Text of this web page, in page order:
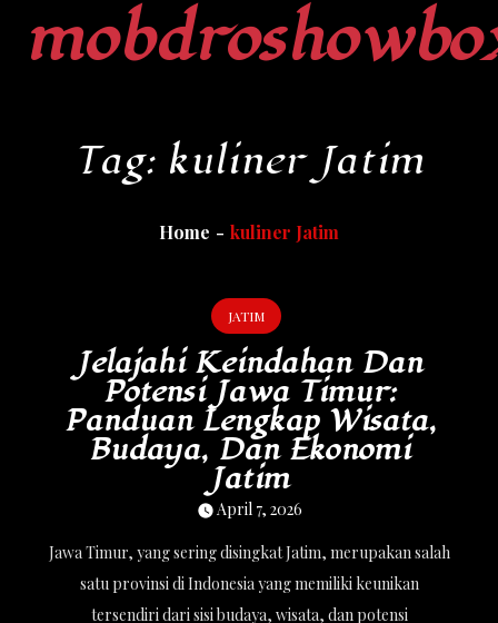
Tag: kuliner Jatim
Home kuliner Jatim
JATIM
Jelajahi Keindahan Dan
Potensi Jawa Timur:
Panduan Lengkap Wisata,
Budaya, Dan Ekonomi
Jatim
April 7, 2026
Jawa Timur, yang sering disingkat Jatim, merupakan salah
satu provinsi di Indonesia yang memiliki keunikan
tersendiri dari sisi budaya, wisata, dan potensi